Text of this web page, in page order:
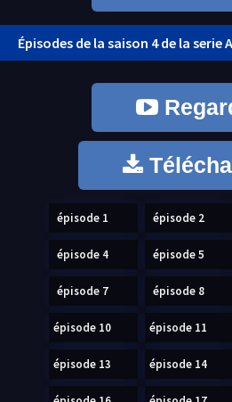
Épisodes de la saison 4 de la serie
épisode 1 épisode 2
épisode 4 épisode 5
épisode 7 épisode 8
épisode 10 épisode 11
épisode 13 épisode 14